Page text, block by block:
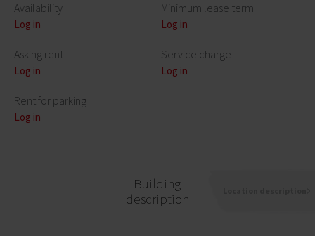
Availability
Log in
Asking rent
Log in
Rent for parking
Log in
Minimum lease term
Log in
Service charge
Log in
Building
description